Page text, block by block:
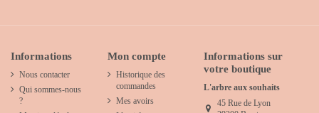
Informations
Nous contacter
Qui sommes-nous
?
Mon compte
Historique des
commandes
Mes avoirs
Informations sur
votre boutique
L'arbre aux souhaits
45 Rue de Lyon